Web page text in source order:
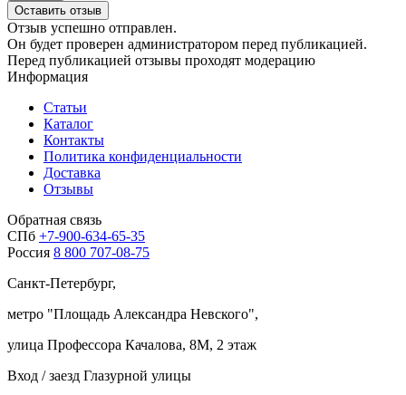
Оставить отзыв
Отзыв успешно отправлен.
Он будет проверен администратором перед публикацией.
Перед публикацией отзывы проходят модерацию
Информация
Статьи
Каталог
Контакты
Политика конфиденциальности
Доставка
Отзывы
Обратная связь
СПб +7-900-634-65-35
Россия 8 800 707-08-75
Санкт-Петербург,
метро "Площадь Александра Невского",
улица Профессора Качалова, 8М, 2 этаж
Вход / заезд Глазурной улицы